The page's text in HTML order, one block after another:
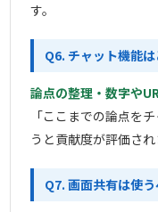
す。
Q6. チャット機能
論点の整理・数字や
「ここまでの論点を
うと貢献度が評価され
Q7. 画面共有は使う